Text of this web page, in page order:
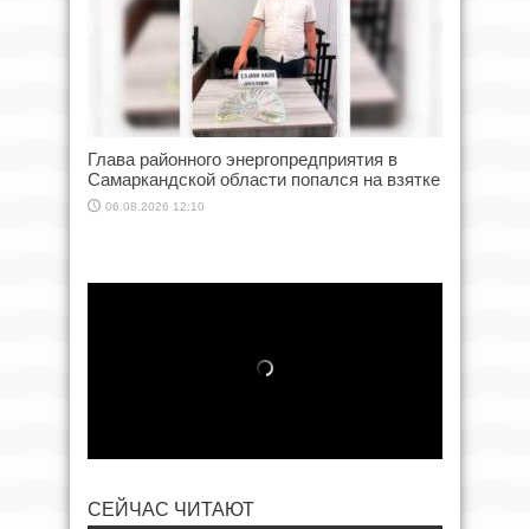
Глава районного энергопредприятия в
Самаркандской области попался на взятке
06.08.2026 12:10
СЕЙЧАС ЧИТАЮТ